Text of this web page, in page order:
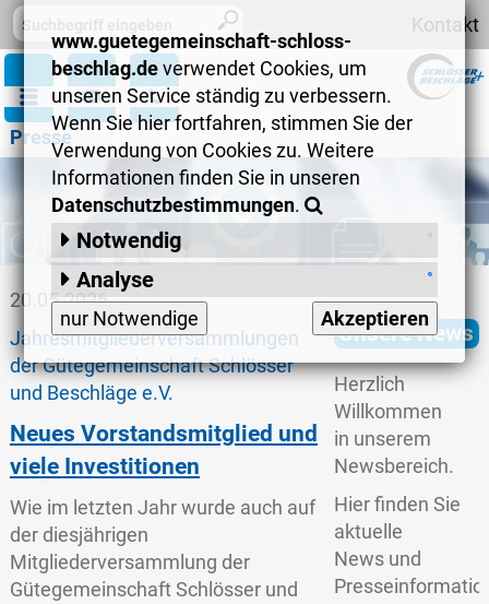
Kontakt
Presse
20.05.2026
Jahresmitgliederversammlungen
der Gütegemeinschaft Schlösser
und Beschläge e.V.
Neues Vorstandsmitglied und
viele Investitionen
Wie im letzten Jahr wurde auch auf
der diesjährigen
Mitgliederversammlung der
Gütegemeinschaft Schlösser und
Unsere News
Herzlich
Willkommen
in unserem
Newsbereich.
Hier finden Sie
aktuelle
News und
www.guetegemeinschaft-schloss-
beschlag.deverwendet Cookies, um
unseren Service ständig zu verbessern.
Wenn Sie hier fortfahren, stimmen Sie der
Verwendung von Cookies zu. Weitere
Informationen finden Sie in unseren
Datenschutzbestimmungen.
Notwendig
Session-Cookies
Analyse
Matomo:speichert anonymisiert
Informationen wie zum Beispiel
vielbesuchte Seiten, allgemeines
Surfverhalten, verwendete Browser
Akzeptieren
nur Notwendige